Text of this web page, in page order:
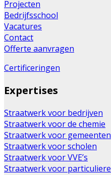
Projecten
Bedrijfsschool
Vacatures
Contact
Offerte aanvragen
Certificeringen
Expertises
Straatwerk voor bedrijven
Straatwerk voor de chemie
Straatwerk voor gemeenten
Straatwerk voor scholen
Straatwerk voor VVE’s
Straatwerk voor